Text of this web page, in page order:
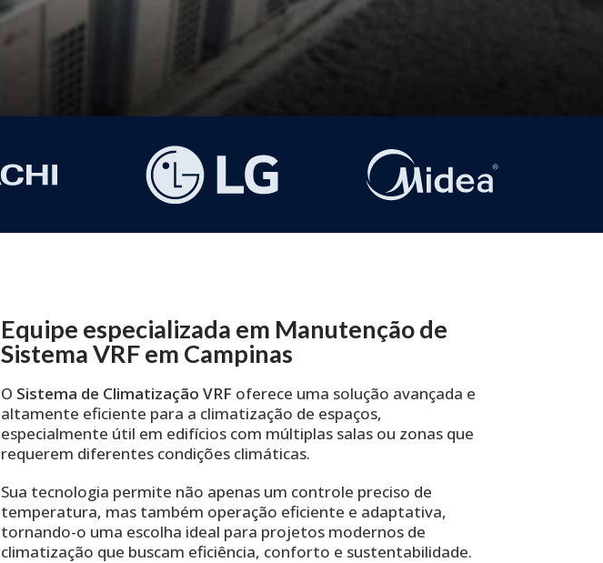
Equipe especializada em Manutenção de
Sistema VRF em Campinas
O Sistema de Climatização VRF oferece uma solução avançada e
altamente eficiente para a climatização de espaços,
especialmente útil em edifícios com múltiplas salas ou zonas que
requerem diferentes condições climáticas.
Sua tecnologia permite não apenas um controle preciso de
temperatura, mas também operação eficiente e adaptativa,
tornando-o uma escolha ideal para projetos modernos de
climatização que buscam eficiência, conforto e sustentabilidade.